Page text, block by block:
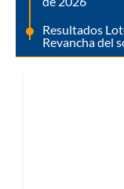
Resultados
Revancha del